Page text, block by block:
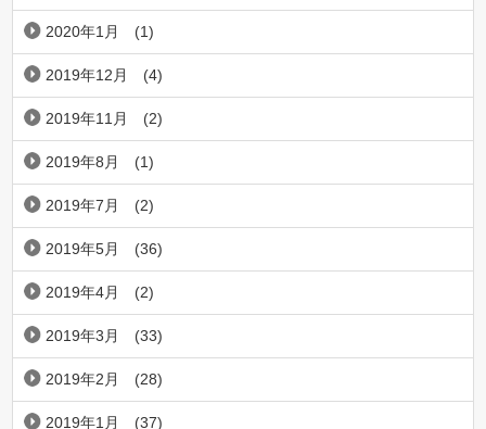
2020年1月 (1)
2019年12月 (4)
2019年11月 (2)
2019年8月 (1)
2019年7月 (2)
2019年5月 (36)
2019年4月 (2)
2019年3月 (33)
2019年2月 (28)
2019年1月 (37)